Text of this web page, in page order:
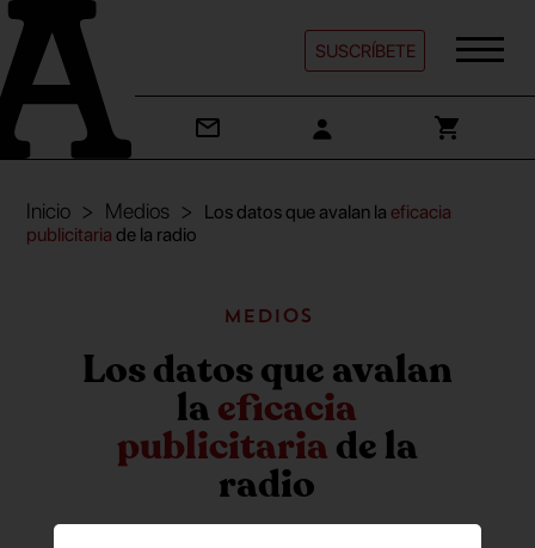
SUSCRÍBETE
Inicio Medios Los datos que avalan la eficacia
publicitaria de la radio
Medios
Los datos que avalan
laeficacia
publicitariade la
radio